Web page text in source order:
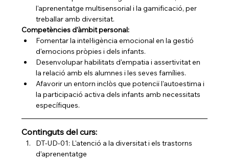
l'aprenentatge multisensorial i la gamificació, per
treballar amb diversitat.
Competències d'àmbit personal:
Fomentar la intel·ligència emocional en la gestió
d'emocions pròpies i dels infants.
Desenvolupar habilitats d'empatia i assertivitat en
la relació amb els alumnes i les seves famílies.
Afavorir un entorn inclòs que potenciï l'autoestima i
la participació activa dels infants amb necessitats
específiques.
Continguts del curs:
DT-UD-01: L'atenció a la diversitat i els trastorns
d’aprenentatge